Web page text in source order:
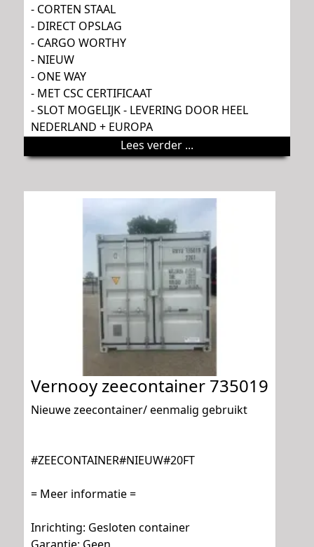
- CORTEN STAAL
- DIRECT OPSLAG
- CARGO WORTHY
- NIEUW
- ONE WAY
- MET CSC CERTIFICAAT
- SLOT MOGELIJK - LEVERING DOOR HEEL
NEDERLAND + EUROPA
Lees verder ...
Vernooy zeecontainer 735019
Nieuwe zeecontainer/ eenmalig gebruikt
#ZEECONTAINER#NIEUW#20FT
= Meer informatie =
Inrichting: Gesloten container